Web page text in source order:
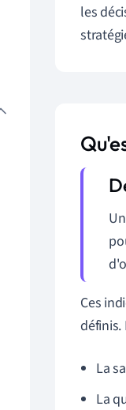
les
Un
Ces
définis.
La
La